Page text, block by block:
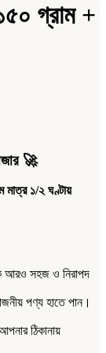
গ্রাম +
🚀
মাত্র ১/২ ঘণ্টায়
আরও সহজ ও নিরাপদ
পণ্য হাতে পান।
ঠিকানায়